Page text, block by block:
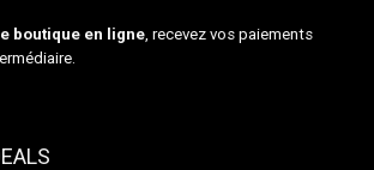
boutique en ligne, recevez vos paiements